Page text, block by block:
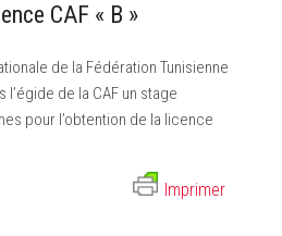
CAF « B »
de la Fédération Tunisienne
de la CAF un stage
pour l’obtention de la licence
Imprimer